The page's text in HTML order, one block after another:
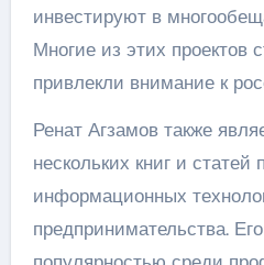
инвестируют в
Многие из этих
привлекли внимание к
Ренат Агзамов также
нескольких книг и статей
информационных
предпринимательства.